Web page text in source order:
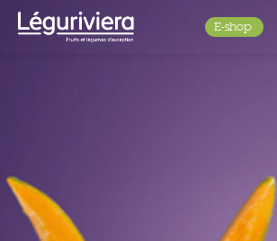
DE E-shop